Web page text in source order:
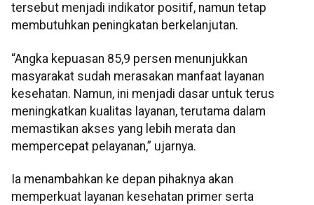
tersebut menjadi indikator positif, namun tetap
membutuhkan peningkatan berkelanjutan.
“Angka kepuasan 85,9 persen menunjukkan
masyarakat sudah merasakan manfaat layanan
kesehatan. Namun, ini menjadi dasar untuk terus
meningkatkan kualitas layanan, terutama dalam
memastikan akses yang lebih merata dan
mempercepat pelayanan,” ujarnya.
Ia menambahkan ke depan pihaknya akan
memperkuat layanan kesehatan primer serta